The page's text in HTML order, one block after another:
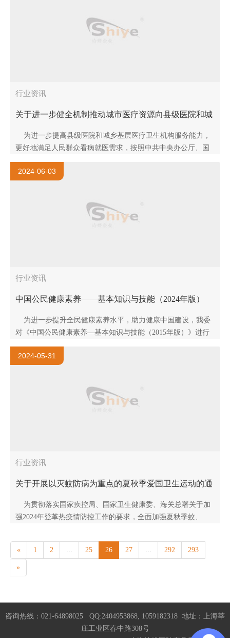
行业资讯
关于进一步健全机制推动城市医疗资源向县级医院和城
为进一步提高县级医院和城乡基层医疗卫生机构服务能力，
更好地满足人民群众看病就医需求，按照中共中央办公厅、国
务院办公厅《关于进一步完善医疗卫生服务体系的意见》..
2024-06-03
行业资讯
中国公民健康素养——基本知识与技能（2024年版）
为进一步提升全民健康素养水平，助力健康中国建设，我委
对《中国公民健康素养—基本知识与技能（2015年版）》进行
修订，形成了《中国公民健康素养—基本知识与技能（20..
2024-05-31
行业资讯
关于开展以灭蚊防病为重点的夏秋季爱国卫生运动的通
为贯彻落实国家疾控局、国家卫生健康委、海关总署关于加
强2024年登革热疫情防控工作的要求，全面加强夏秋季蚊、
« 1 2 ... 25 26 27 ... 292 293
»
咨询热线：021-64898025 QQ:2404953868, 1059182318 地址：上海莘
庄工业区春中路308号